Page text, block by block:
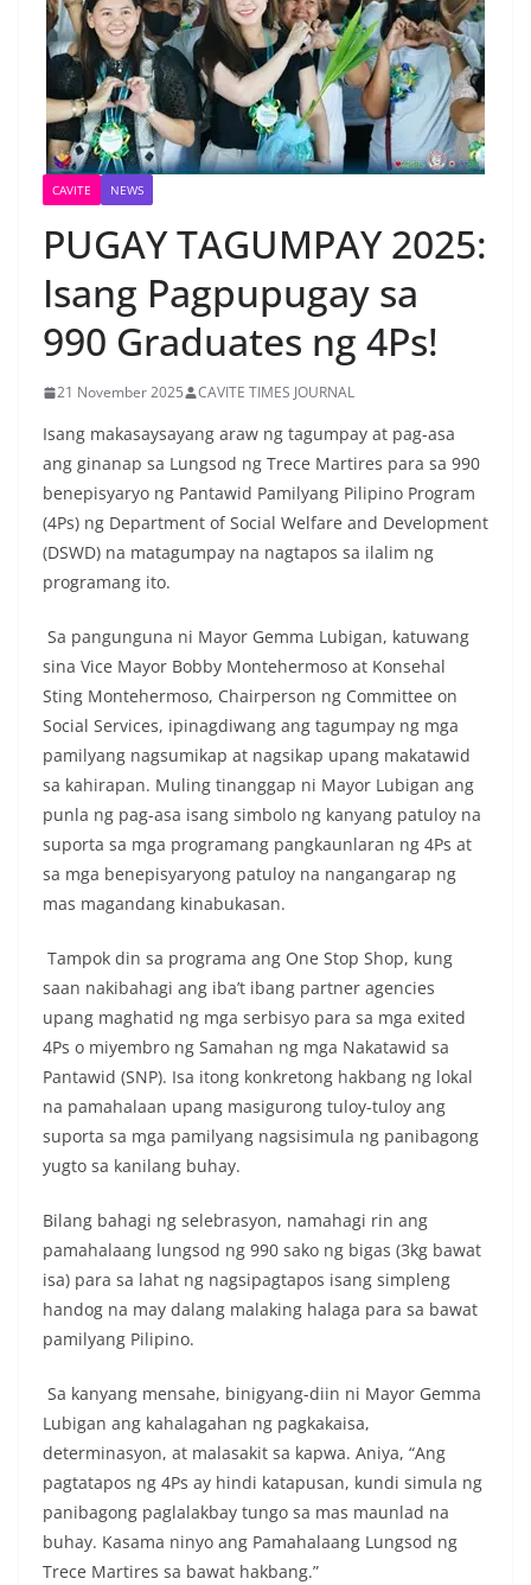
CAVITE NEWS
PUGAY TAGUMPAY 2025:
Isang Pagpupugay sa
990 Graduates ng 4Ps!
21 November 2025 CAVITE TIMES JOURNAL
Isang makasaysayang araw ng tagumpay at pag-asa
ang ginanap sa Lungsod ng Trece Martires para sa 990
benepisyaryo ng Pantawid Pamilyang Pilipino Program
(4Ps) ng Department of Social Welfare and Development
(DSWD) na matagumpay na nagtapos sa ilalim ng
programang ito.
Sa pangunguna ni Mayor Gemma Lubigan, katuwang
sina Vice Mayor Bobby Montehermoso at Konsehal
Sting Montehermoso, Chairperson ng Committee on
Social Services, ipinagdiwang ang tagumpay ng mga
pamilyang nagsumikap at nagsikap upang makatawid
sa kahirapan. Muling tinanggap ni Mayor Lubigan ang
punla ng pag-asa isang simbolo ng kanyang patuloy na
suporta sa mga programang pangkaunlaran ng 4Ps at
sa mga benepisyaryong patuloy na nangangarap ng
mas magandang kinabukasan.
Tampok din sa programa ang One Stop Shop, kung
saan nakibahagi ang iba’t ibang partner agencies
upang maghatid ng mga serbisyo para sa mga exited
4Ps o miyembro ng Samahan ng mga Nakatawid sa
Pantawid (SNP). Isa itong konkretong hakbang ng lokal
na pamahalaan upang masigurong tuloy-tuloy ang
suporta sa mga pamilyang nagsisimula ng panibagong
yugto sa kanilang buhay.
Bilang bahagi ng selebrasyon, namahagi rin ang
pamahalaang lungsod ng 990 sako ng bigas (3kg bawat
isa) para sa lahat ng nagsipagtapos isang simpleng
handog na may dalang malaking halaga para sa bawat
pamilyang Pilipino.
Sa kanyang mensahe, binigyang-diin ni Mayor Gemma
Lubigan ang kahalagahan ng pagkakaisa,
determinasyon, at malasakit sa kapwa. Aniya, “Ang
pagtatapos ng 4Ps ay hindi katapusan, kundi simula ng
panibagong paglalakbay tungo sa mas maunlad na
buhay. Kasama ninyo ang Pamahalaang Lungsod ng
Trece Martires sa bawat hakbang.”